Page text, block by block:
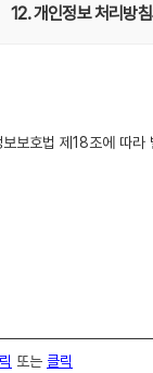
12. 개인정보 처리방
보호법 제18조에 따
또는 클릭